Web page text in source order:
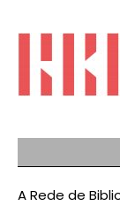
A Rede de